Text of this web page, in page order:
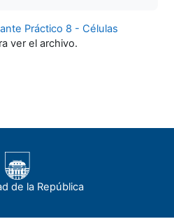
Práctico 8 - Células
ver el archivo.
de la República